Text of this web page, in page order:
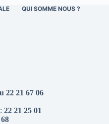
QUI SOMME NOUS ?
22 21 67 06
22 21 25 01